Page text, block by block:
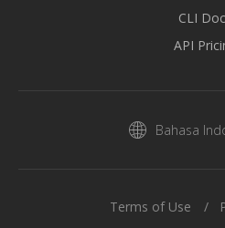
CLI
API
Bahasa
Terms of Use